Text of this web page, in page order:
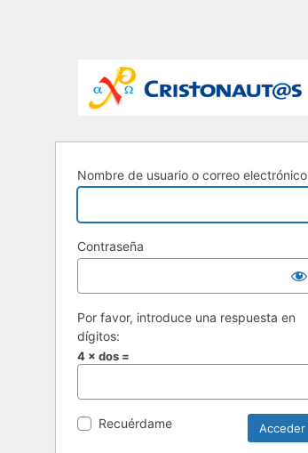
Nombre de usuario o correo electrónico
Contraseña
Por favor, introduce una respuesta en
dígitos:
4 × dos =
Recuérdame